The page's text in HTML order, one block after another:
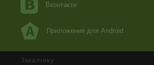
Вконтакте
Приложение для Android
Заказчику